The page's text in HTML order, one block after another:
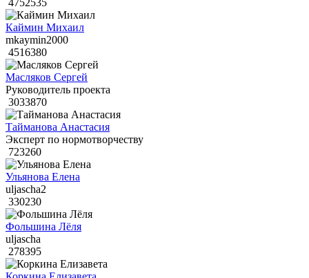
4752535
Каймин Михаил
mkaymin2000
4516380
Масляков Сергей
Руководитель проекта
3033870
Тайманова Анастасия
Эксперт по нормотворчеству
723260
Ульянова Елена
uljascha2
330230
Фольшина Лёля
uljascha
278395